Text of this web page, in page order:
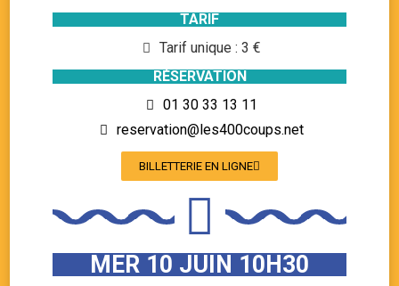
TARIF
Tarif unique : 3 €
RÉSERVATION
01 30 33 13 11
reservation@les400coups.net
BILLETTERIE EN LIGNE
MER 10 JUIN 10H30